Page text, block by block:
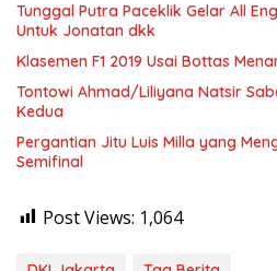
Tunggal Putra Paceklik Gelar All
Untuk Jonatan dkk
Klasemen F1 2019 Usai Bottas
Tontowi Ahmad/Liliyana Natsir
Kedua
Pergantian Jitu Luis Milla yang
Semifinal
Post Views: 1,064